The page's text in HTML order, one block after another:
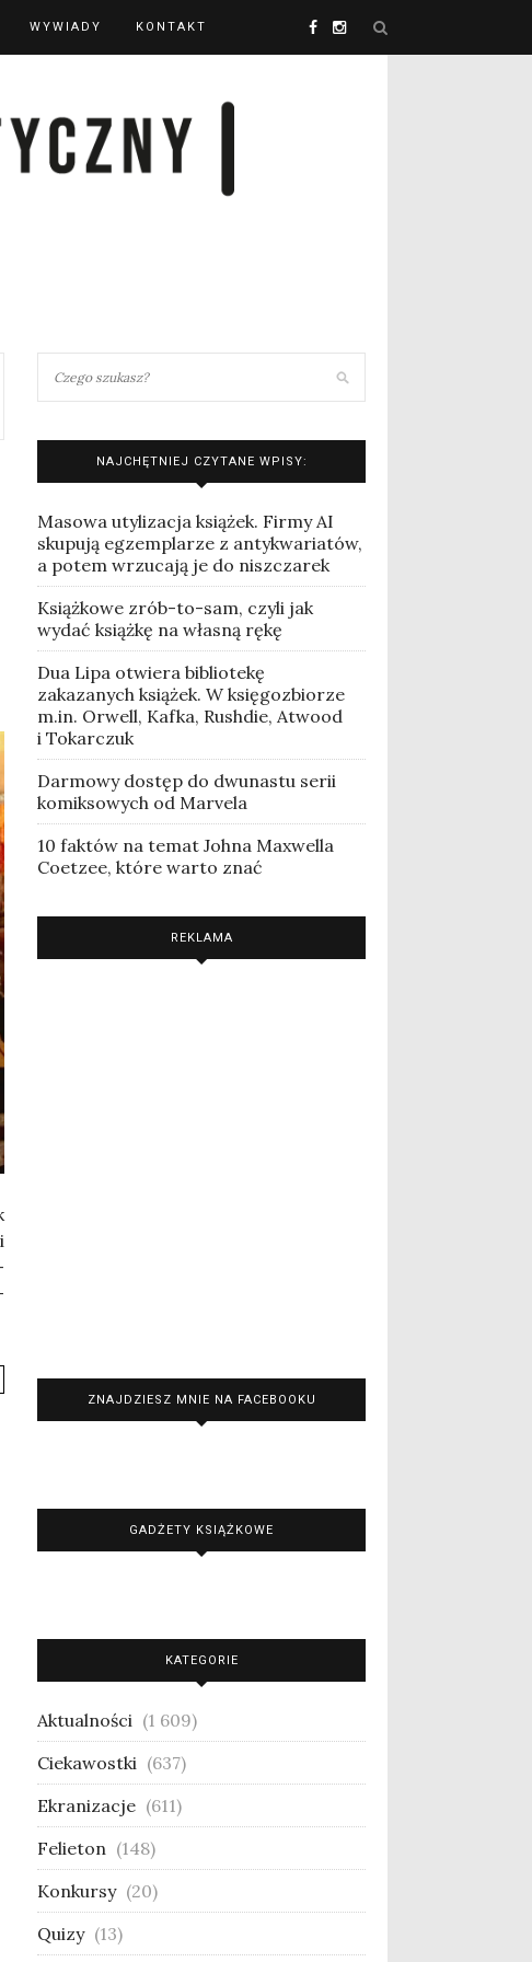
WYWIADY KONTAKT
NAJCHĘTNIEJ CZYTANE WPISY:
Masowa utylizacja książek. Firmy AI
skupują egzemplarze z antykwariatów,
a potem wrzucają je do niszczarek
Książkowe zrób-to-sam, czyli jak
wydać książkę na własną rękę
Dua Lipa otwiera bibliotekę
zakazanych książek. W księgozbiorze
m.in. Orwell, Kafka, Rushdie, Atwood
i Tokarczuk
Darmowy dostęp do dwunastu serii
komiksowych od Marvela
10 faktów na temat Johna Maxwella
Coetzee, które warto znać
REKLAMA
ZNAJDZIESZ MNIE NA FACEBOOKU
GADŻETY KSIĄŻKOWE
KATEGORIE
Aktualności (1 609)
Ciekawostki (637)
Ekranizacje (611)
Felieton (148)
Konkursy (20)
Quizy (13)